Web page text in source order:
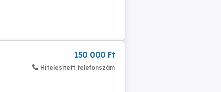
150 000 Ft
Hitelesített telefonszám